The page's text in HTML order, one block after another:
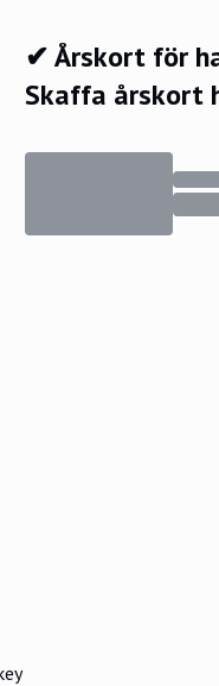
✔ Årskort för
Skaffa årskort